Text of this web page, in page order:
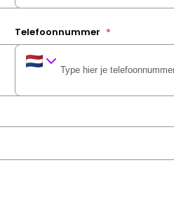
Telefoonnummer *